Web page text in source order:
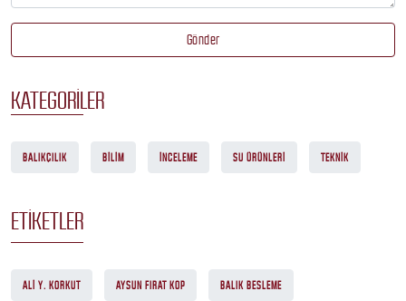
Gönder
KATEGORILER
BALIKÇILIK BILIM İNCELEME SU ÜRÜNLERI TEKNIK
ETIKETLER
ALI Y. KORKUT AYSUN FIRAT KOP BALIK BESLEME